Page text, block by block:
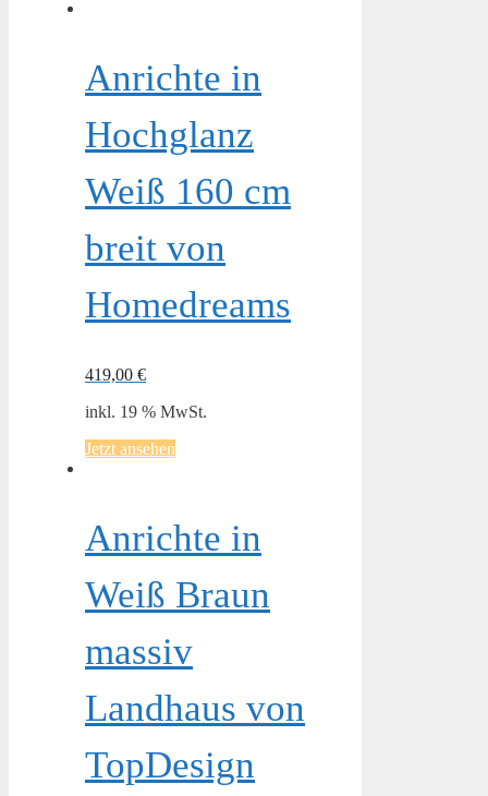
Anrichte in
Hochglanz
Weiß 160 cm
breit von
Homedreams
419,00 €
inkl. 19 % MwSt.
Jetzt ansehen
Anrichte in
Weiß Braun
massiv
Landhaus von
TopDesign